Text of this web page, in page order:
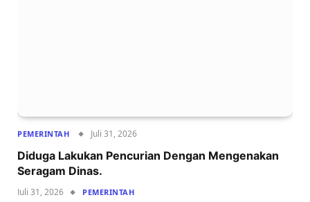
PEMERINTAH Juli 31, 2026
Diduga Lakukan Pencurian Dengan Mengenakan
Seragam Dinas.
Juli 31, 2026 PEMERINTAH